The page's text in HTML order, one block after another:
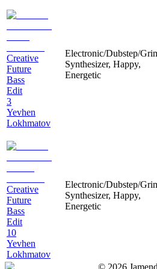
Creative
Future
Bass
Edit
3
Yevhen
Lokhmatov
Electronic/Dubstep/
Synthesizer, Happy,
Energetic
Creative
Future
Bass
Edit
10
Yevhen
Lokhmatov
Electronic/Dubstep/
Synthesizer, Happy,
Energetic
© 2026